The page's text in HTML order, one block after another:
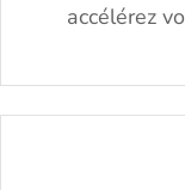
accélérez